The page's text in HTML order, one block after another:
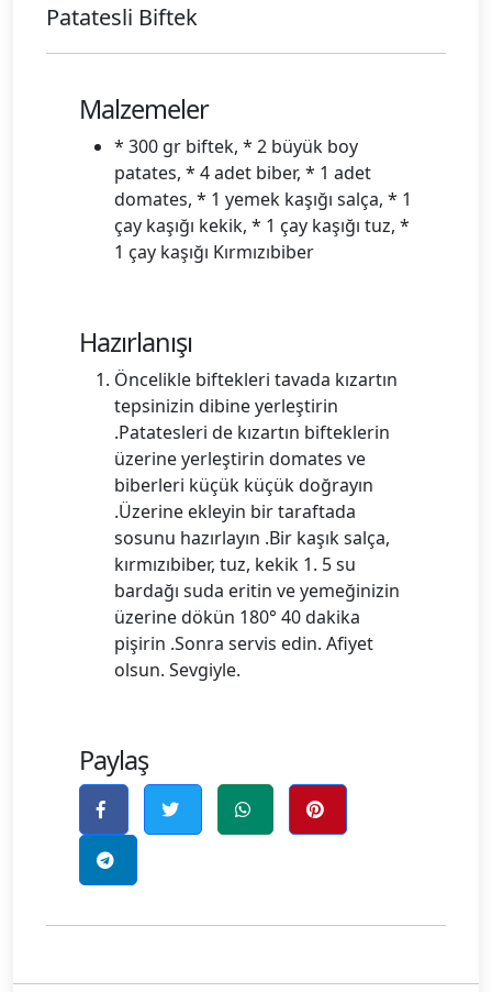
Patatesli Biftek
Malzemeler
* 300 gr biftek, * 2 büyük boy
patates, * 4 adet biber, * 1 adet
domates, * 1 yemek kaşığı salça, * 1
çay kaşığı kekik, * 1 çay kaşığı tuz, *
1 çay kaşığı Kırmızıbiber
Hazırlanışı
Öncelikle biftekleri tavada kızartın
tepsinizin dibine yerleştirin
.Patatesleri de kızartın bifteklerin
üzerine yerleştirin domates ve
biberleri küçük küçük doğrayın
.Üzerine ekleyin bir taraftada
sosunu hazırlayın .Bir kaşık salça,
kırmızıbiber, tuz, kekik 1. 5 su
bardağı suda eritin ve yemeğinizin
üzerine dökün 180° 40 dakika
pişirin .Sonra servis edin. Afiyet
olsun. Sevgiyle.
Paylaş